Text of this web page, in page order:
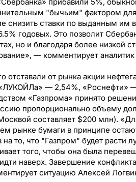
"бычьим" фактором
снизить ставки по выданным им
годовых. Это позволит
но и благодаря более низкой
— комментирует
отставали от рынка акции
— 2,54%, «Роснефти» —
«Газпрома» принято
пропорционально объему
составляет $200 млн).
рынке бумаги в принципе
то, что "Газпром" будет расти
того, чтобы она была
наверх. Завершение
ситуацию Алексей